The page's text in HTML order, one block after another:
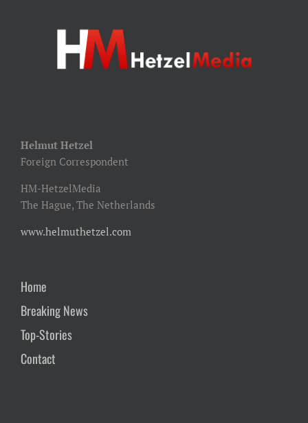
Helmut Hetzel
Foreign Correspondent
HM-HetzelMedia
The Hague, The Netherlands
www.helmuthetzel.com
Home
Breaking News
Top-Stories
Contact